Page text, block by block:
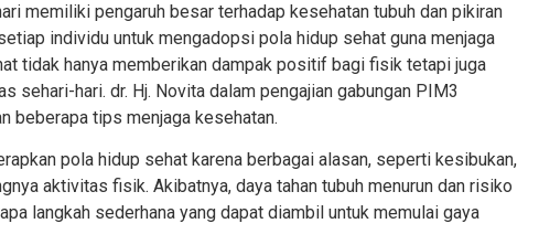
memiliki pengaruh besar terhadap kesehatan tubuh dan pikiran
individu untuk mengadopsi pola hidup sehat guna menjaga
tidak hanya memberikan dampak positif bagi fisik tetapi juga
sehari-hari. dr. Hj. Novita dalam pengajian gabungan PIM3
beberapa tips menjaga kesehatan.
pola hidup sehat karena berbagai alasan, seperti kesibukan,
aktivitas fisik. Akibatnya, daya tahan tubuh menurun dan risiko
langkah sederhana yang dapat diambil untuk memulai gaya